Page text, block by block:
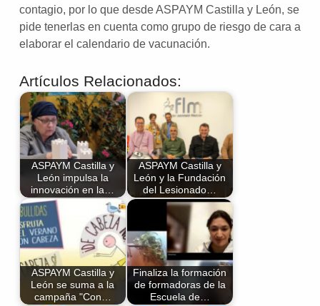
contagio, por lo que desde ASPAYM Castilla y León, se
pide tenerlas en cuenta como grupo de riesgo de cara a
elaborar el calendario de vacunación.
Artículos Relacionados:
ASPAYM Castilla y
León impulsa la
innovación en la…
ASPAYM Castilla y
León y la Fundación
del Lesionado…
ASPAYM Castilla y
León se suma a la
campaña "Con…
Finaliza la formación
de formadoras de la
Escuela de…